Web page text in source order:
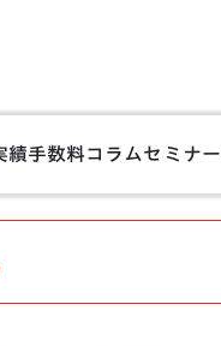
績手数料コラムセミナー
戦略